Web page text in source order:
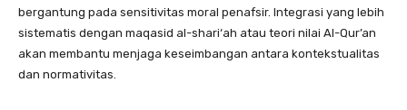
bergantung pada sensitivitas moral penafsir. Integrasi yang lebih
sistematis dengan maqasid al-shari‘ah atau teori nilai Al-Qur’an
akan membantu menjaga keseimbangan antara kontekstualitas
dan normativitas.